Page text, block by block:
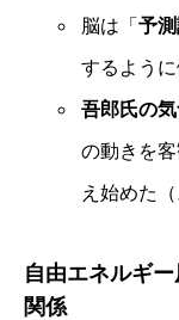
脳は「 予
するよう
吾郎氏の気
の動きを
え始めた（
自由エネルギ
関係